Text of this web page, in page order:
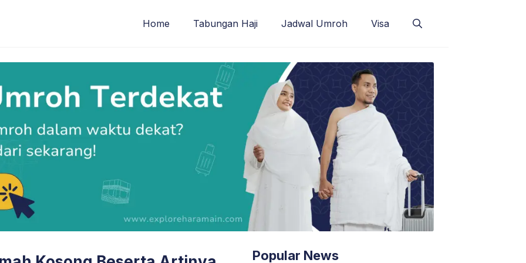
Home Tabungan Haji Jadwal Umroh Visa
Popular News